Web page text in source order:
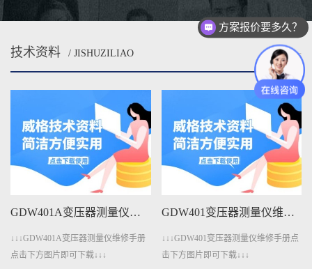
技术资料 / JISHUZILIAO MORE
GDW401A变压器测量仪维修手册下载
↓↓↓GDW401A变压器测量仪维修手册
点击下方图片即可下载↓↓↓
GDW401变压器测量仪维修手册下载
↓↓↓GDW401变压器测量仪维修手册点
击下方图片即可下载↓↓↓
方案报价要多久？